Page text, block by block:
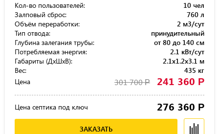
Кол-во пользователей:
10 чел
Залповый сброс:
760 л
Объём переработки:
2 м3/сут
Тип отвода:
принудительный
Глубина залегания трубы:
от 80 до 140 см
Потребляемая энергия:
2.1 кВт/сут
Габариты (ДхШхВ):
2.1x1.2x3.1 м
Вес:
435 кг
Цена
301 700Р 241 360 Р
Цена септика под ключ 276 360 Р
ЗАКАЗАТЬ